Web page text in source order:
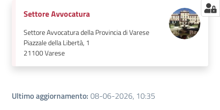
Settore Avvocatura
Settore Avvocatura della Provincia di Varese
Piazzale della Libertà, 1
21100Varese
Ultimo aggiornamento: 08-06-2026, 10:35